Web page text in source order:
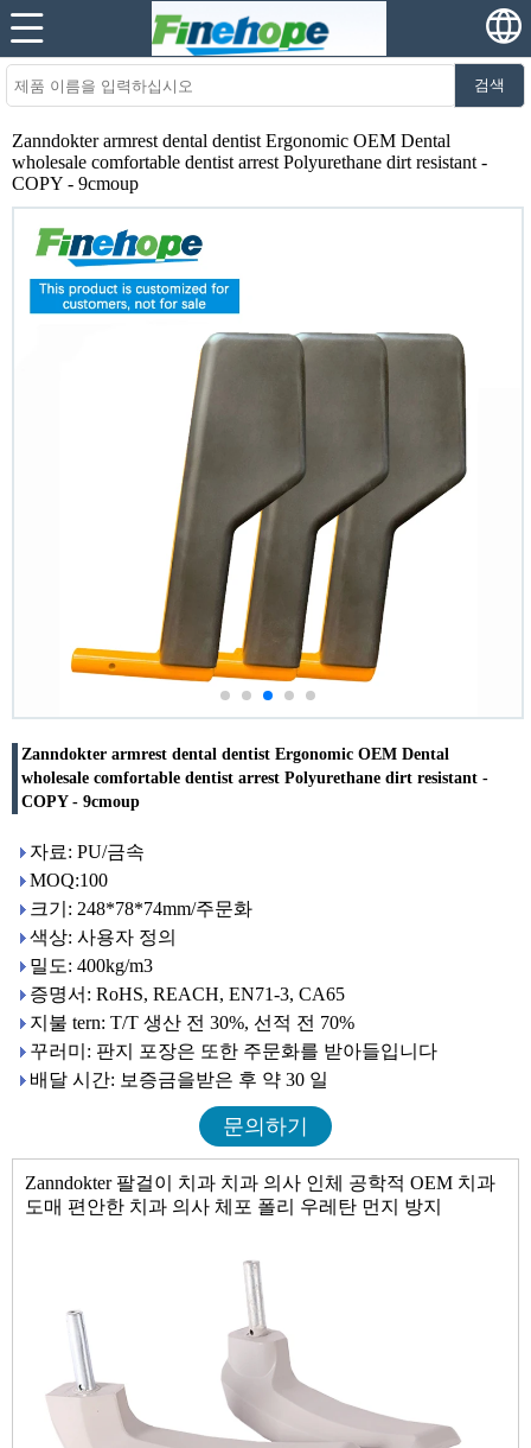
검색
Zanndokter armrest dental dentist Ergonomic OEM Dental
wholesale comfortable dentist arrest Polyurethane dirt resistant -
COPY - 9cmoup
Zanndokter armrest dental dentist Ergonomic OEM Dental
wholesale comfortable dentist arrest Polyurethane dirt resistant -
COPY - 9cmoup
자료: PU/금속
MOQ:100
크기: 248*78*74mm/주문화
색상: 사용자 정의
밀도: 400kg/m3
증명서: RoHS, REACH, EN71-3, CA65
지불 tern: T/T 생산 전 30%, 선적 전 70%
꾸러미: 판지 포장은 또한 주문화를 받아들입니다
배달 시간: 보증금을받은 후 약 30 일
문의하기
Zanndokter 팔걸이 치과 치과 의사 인체 공학적 OEM 치과
도매 편안한 치과 의사 체포 폴리 우레탄 먼지 방지